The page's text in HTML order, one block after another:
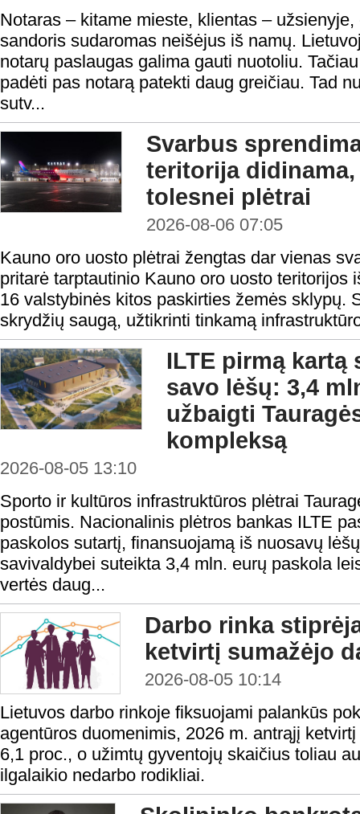
Notaras – kitame mieste, klientas –
sandoris sudaromas neišėjus iš namų.
notarų paslaugas galima gauti nuotoliu.
padėti pas notarą patekti daug greičiau. Tad
sutv...
Svarbus
teritorija
tolesnei plėtrai
2026-08-06 07:05
Kauno oro uosto plėtrai žengtas dar vienas
pritarė tarptautinio Kauno oro uosto teritorijos
16 valstybinės kitos paskirties žemės sklypų.
skrydžių saugą, užtikrinti tinkamą
ILTE pirmą kartą
savo lėšų: 3,4
užbaigti
kompleksą
2026-08-05 13:10
Sporto ir kultūros infrastruktūros plėtrai
postūmis. Nacionalinis plėtros bankas ILTE
paskolos sutartį, finansuojamą iš nuosavų
savivaldybei suteikta 3,4 mln. eurų paskola
vertės daug...
Darbo rinka
ketvirtį sumažėjo
2026-08-05 10:14
Lietuvos darbo rinkoje fiksuojami palankūs
agentūros duomenimis, 2026 m. antrąjį
6,1 proc., o užimtų gyventojų skaičius toliau
ilgalaikio nedarbo rodikliai.